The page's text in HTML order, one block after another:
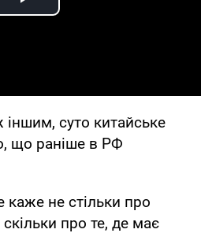
Play Video
іншим, суто китайське
що раніше в РФ
каже не стільки про
про те, де має